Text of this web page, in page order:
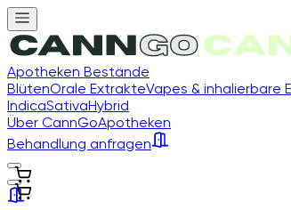
Apotheken Bestände
BlütenOrale ExtrakteVapes & inhalierbare
IndicaSativaHybrid
Über CannGoApotheken
Behandlung anfragen